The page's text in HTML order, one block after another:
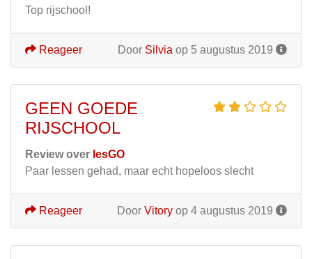
Top rijschool!
Door Silvia op 5 augustus 2019
Reageer
GEEN GOEDE
RIJSCHOOL
Review over lesGO
Paar lessen gehad, maar echt hopeloos slecht
Door Vitory op 4 augustus 2019
Reageer